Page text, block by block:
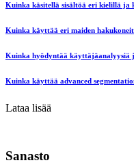
Kuinka käsitellä sisältöä eri kielillä ja
Kuinka käyttää eri maiden
Kuinka hyödyntää käyttäjäanalyysiä
Kuinka käyttää advanced
Lataa lisää
Sanasto